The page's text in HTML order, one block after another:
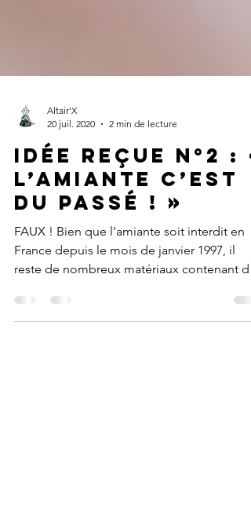
Altair'X
20 juil. 2020
2 min de lecture
Idée reçue N°2 :
L’amiante c’est
du passé ! »
France depuis le mois de janvier 1997, il
reste de nombreux matériaux contenant de